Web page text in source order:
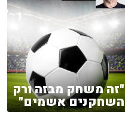
"זה משחק מבזה ורק
השחקנים אשמים"